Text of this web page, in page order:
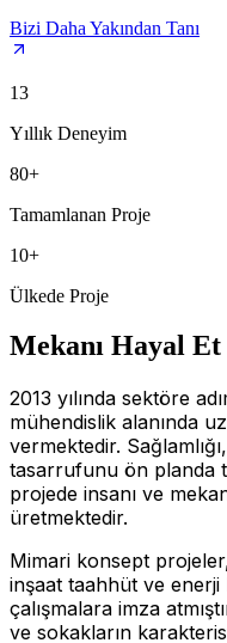
Bizi Daha Yakından Tanı
13
Yıllık Deneyim
80+
Tamamlanan Proje
10+
Ülkede Proje
Mekanı Hayal Et
2013 yılında sektöre
mühendislik alanında
vermektedir.
tasarrufunu ön planda
projede insanı ve
üretmektedir.
Mimari konsept
inşaat taahhüt ve enerji
çalışmalara imza
ve sokakların